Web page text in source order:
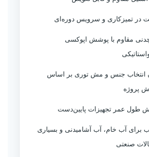
در تمیزکاری و سرویس دوره‌ای
چدنی مقاوم با پوشش اپوکسی
انتخاب جنس و مش توری بر اساس
پروژه
طول عمر تجهیزات پایین‌دست
برای آب خام، آب آشامیدنی و بسیاری
صنعتی